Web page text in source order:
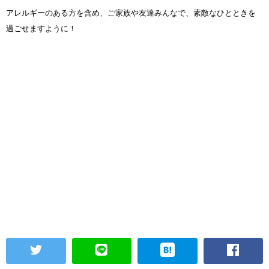
アレルギーのある方を含め、ご家族や友達みんなで、素敵なひとときを
過ごせますように！